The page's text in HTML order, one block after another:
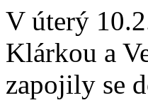
V úterý
Klárkou a
zapojily se